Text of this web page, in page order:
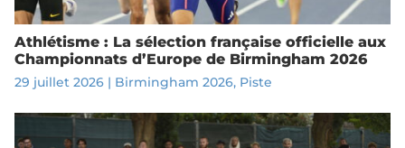
Athlétisme : La sélection française officielle aux
Championnats d’Europe de Birmingham 2026
29 juillet 2026| Birmingham 2026, Piste